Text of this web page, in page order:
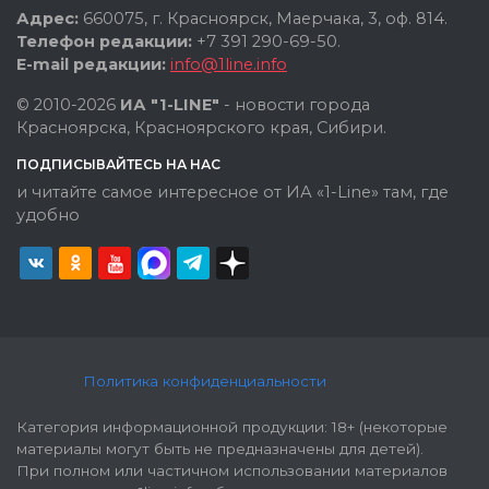
Адрес: 660075, г. Красноярск, Маерчака, 3, оф. 814.
Телефон редакции: +7 391 290-69-50.
E-mail редакции: info@1line.info
© 2010-2026 ИА "1-LINE" - новости города
Красноярска, Красноярского края, Сибири.
ПОДПИСЫВАЙТЕСЬ НА НАС
и читайте самое интересное от ИА «1-Line» там, где
удобно
Политика конфиденциальности
Категория информационной продукции: 18+ (некоторые
материалы могут быть не предназначены для детей).
При полном или частичном использовании материалов